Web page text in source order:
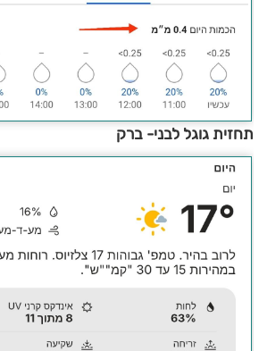
תחזית גוגל לבני- ברק